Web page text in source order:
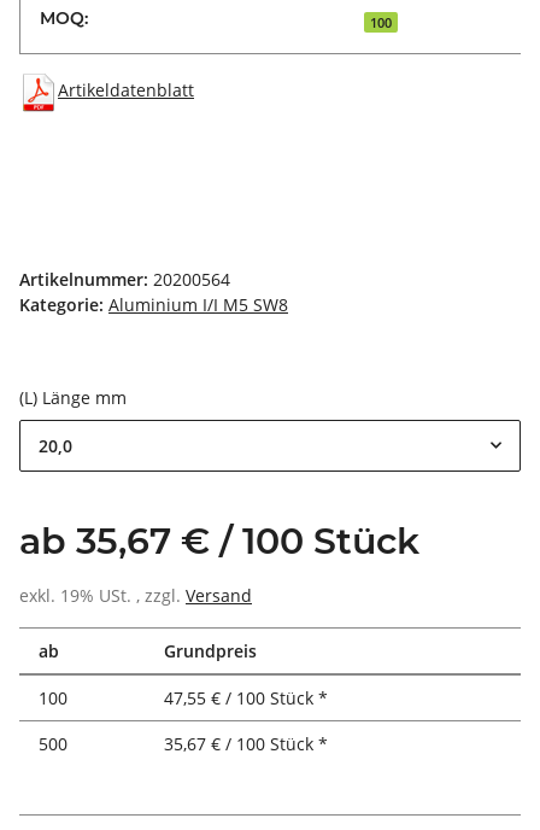
MOQ: 100
Artikeldatenblatt
Artikelnummer: 20200564
Kategorie: Aluminium I/I M5 SW8
(L) Länge mm
20,0
ab 35,67 € / 100 Stück
exkl. 19% USt. , zzgl. Versand
ab Grundpreis
100
47,55 € / 100 Stück *
500
35,67 € / 100 Stück *